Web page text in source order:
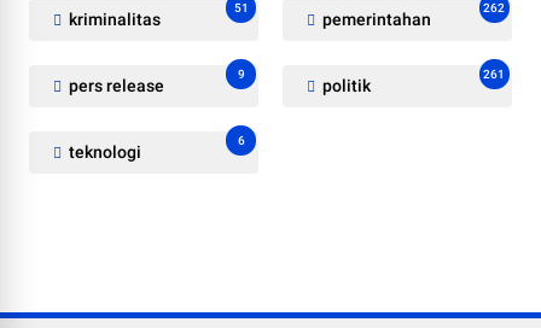
kriminalitas
51
pemerintahan
262
pers release
9
politik
261
teknologi
6